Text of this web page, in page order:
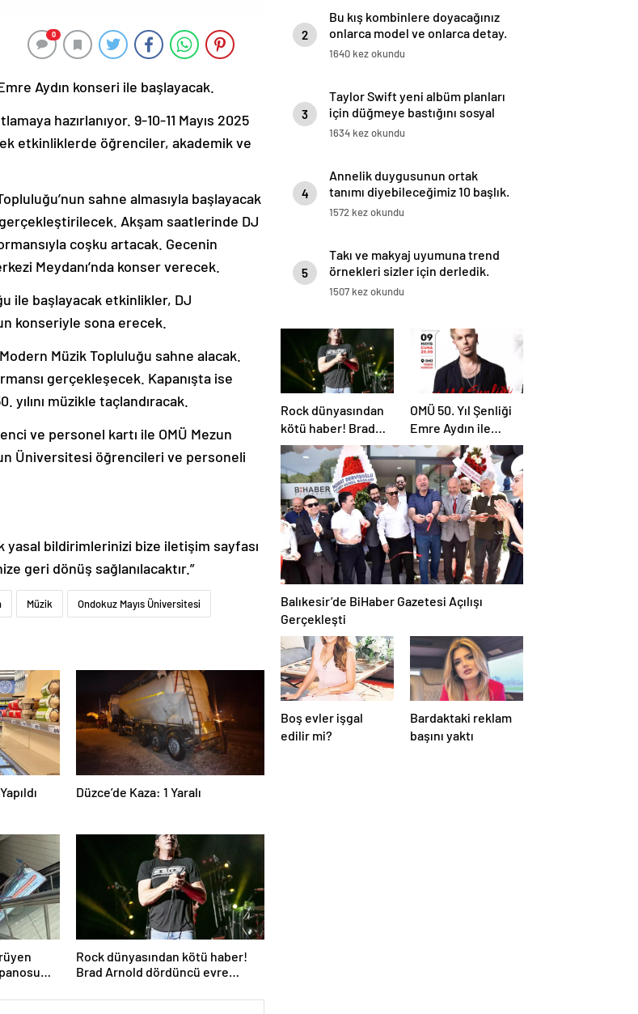
0
Aydın konseri ile başlayacak.
hazırlanıyor. 9-10-11 Mayıs 2025
etkinliklerde öğrenciler, akademik ve
sahne almasıyla başlayacak
Akşam saatlerinde DJ
coşku artacak. Gecenin
Meydanı’nda konser verecek.
ile başlayacak etkinlikler, DJ
konseriyle sona erecek.
Müzik Topluluğu sahne alacak.
gerçekleşecek. Kapanışta ise
yılını müzikle taçlandıracak.
ve personel kartı ile OMÜ Mezun
Üniversitesi öğrencileri ve personeli
yasal bildirimlerinizi bize iletişim sayfası
geri dönüş sağlanılacaktır.”
Müzik Ondokuz Mayıs Üniversitesi
Düzce’de Kaza: 1 Yaralı
Rock dünyasından kötü haber!
Brad Arnold dördüncü evre
2
Bu kış kombinlere doyacağınız
onlarca model ve onlarca detay.
1640 kez okundu
3
Taylor Swift yeni albüm planları
için düğmeye bastığını sosyal
medyadan duyurdu!
1634 kez okundu
4
Annelik duygusunun ortak
tanımı diyebileceğimiz 10 başlık.
1572 kez okundu
5
Takı ve makyaj uyumuna trend
örnekleri sizler için derledik.
1507 kez okundu
Rock dünyasından
kötü haber! Brad
Arnold dördüncü
evre kanser
OMÜ 50. Yıl Şenliği
Emre Aydın ile
Başlıyor
Balıkesir’de BiHaber Gazetesi Açılışı
Gerçekleşti
Boş evler işgal
edilir mi?
Bardaktaki reklam
başını yaktı